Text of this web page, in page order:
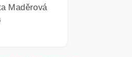
Maděrová
obchodu je 5 z 5 hvězdiček.